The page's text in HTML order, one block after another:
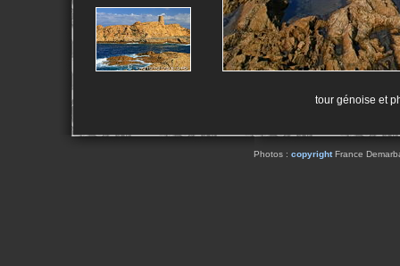
tour génoise et
Photos : copyrightFrance